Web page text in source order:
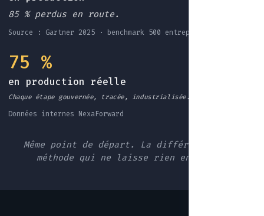
85 % perdus en route.
Source : Gartner 2025 · benchmark 500 entreprises EU
75 %
en production réelle
Chaque étape gouvernée, tracée, industrialisée.
Données internes NexaForward
Même point de départ. La différence : une
méthode qui ne laisse rien en route.